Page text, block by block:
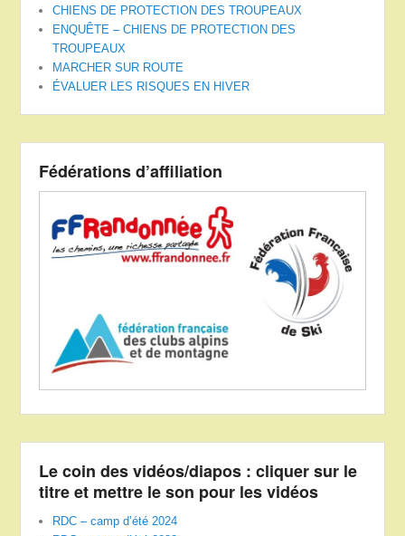
CHIENS DE PROTECTION DES TROUPEAUX
ENQUÊTE – CHIENS DE PROTECTION DES
TROUPEAUX
MARCHER SUR ROUTE
ÉVALUER LES RISQUES EN HIVER
Fédérations d’affiliation
Le coin des vidéos/diapos : cliquer sur le
titre et mettre le son pour les vidéos
RDC – camp d’été 2024